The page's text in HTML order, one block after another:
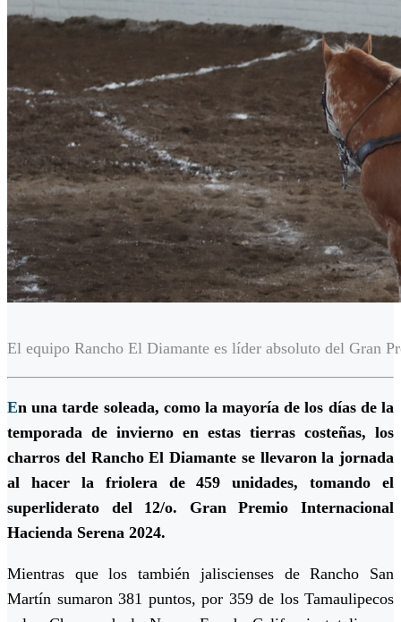
El equipo Rancho El Diamante es líder absoluto del Gran
En una tarde soleada, como la mayoría de los días de la
temporada de invierno en estas tierras costeñas, los
charros del Rancho El Diamante se llevaron la jornada
al hacer la friolera de 459 unidades, tomando el
superliderato del 12/o. Gran Premio Internacional
Hacienda Serena 2024.
Mientras que los también jaliscienses de Rancho San
Martín sumaron 381 puntos, por 359 de los Tamaulipecos